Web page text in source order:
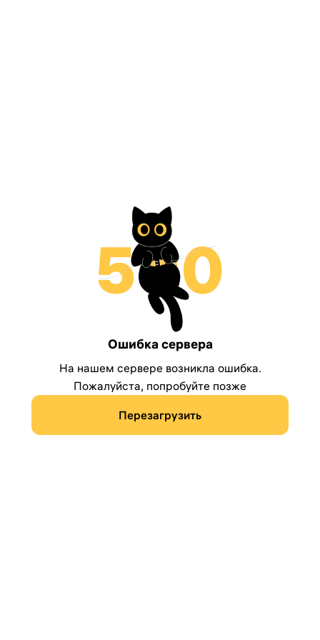
Ошибка сервера
На нашем сервере возникла ошибка.
Пожалуйста, попробуйте позже
Перезагрузить